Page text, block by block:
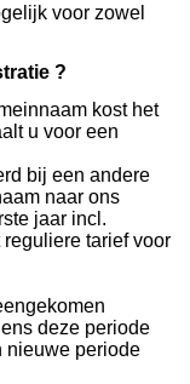
voor zowel
?
kost het
u voor een
bij een andere
naar ons
jaar incl.
tarief voor
deze periode
nieuwe periode